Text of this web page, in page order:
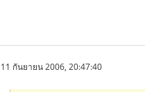
11 กันยายน 2006, 20:47:40